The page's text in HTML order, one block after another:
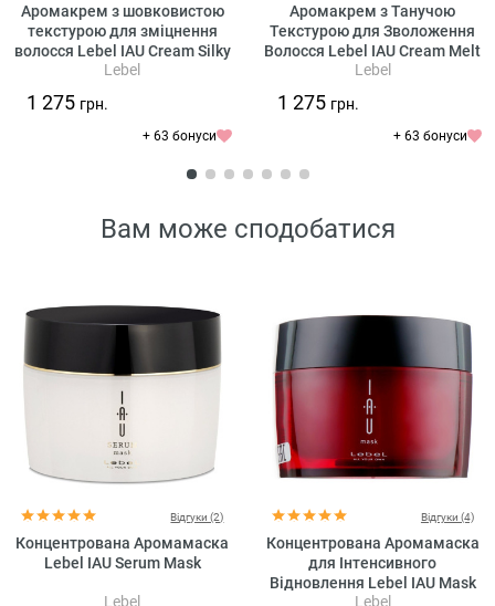
Аромакрем з шовковистою
текстурою для зміцнення
волосся Lebel IAU Cream Silky
Repair
Lebel
1 275 грн.
+ 63 бонуси
Аромакрем з Танучою
Текстурою для Зволоження
Волосся Lebel IAU Cream Melt
Repair
Lebel
1 275 грн.
+ 63 бонуси
Вам може сподобатися
Відгуки (2)
Концентрована Аромамаска
Lebel IAU Serum Mask
Lebel
Відгуки (4)
Концентрована Аромамаска
для Інтенсивного
Відновлення Lebel IAU Mask
Lebel